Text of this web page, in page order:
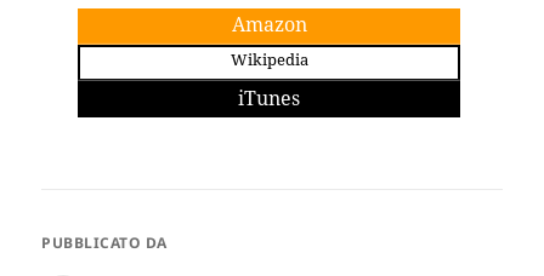
Amazon
Wikipedia
iTunes
PUBBLICATO DA